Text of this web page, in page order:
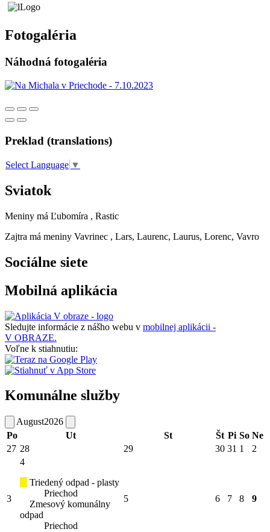
Fotogaléria
Náhodná fotogaléria
Preklad (translations)
Select Language ▼
Sviatok
Meniny má Ľubomíra , Rastic
Zajtra má meniny Vavrinec , Lars, Laurenc, Laurus, Lorenc, Vavro
Sociálne siete
Mobilná aplikácia
Sledujte informácie z nášho webu v mobilnej aplikácii -
V OBRAZE.
Voľne k stiahnutiu:
Komunálne služby
August2026
Po
Ut St Št Pi So Ne
27 28 29 30 31 1 2
3
4
Triedený odpad - plasty
Priechod
Zmesový komunálny
odpad
Priechod
5 6 7 8 9